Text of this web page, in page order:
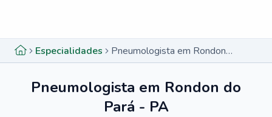
Especialidades Pneumologista em Rondon do Pará - PA
Pneumologista em Rondon do
Pará - PA